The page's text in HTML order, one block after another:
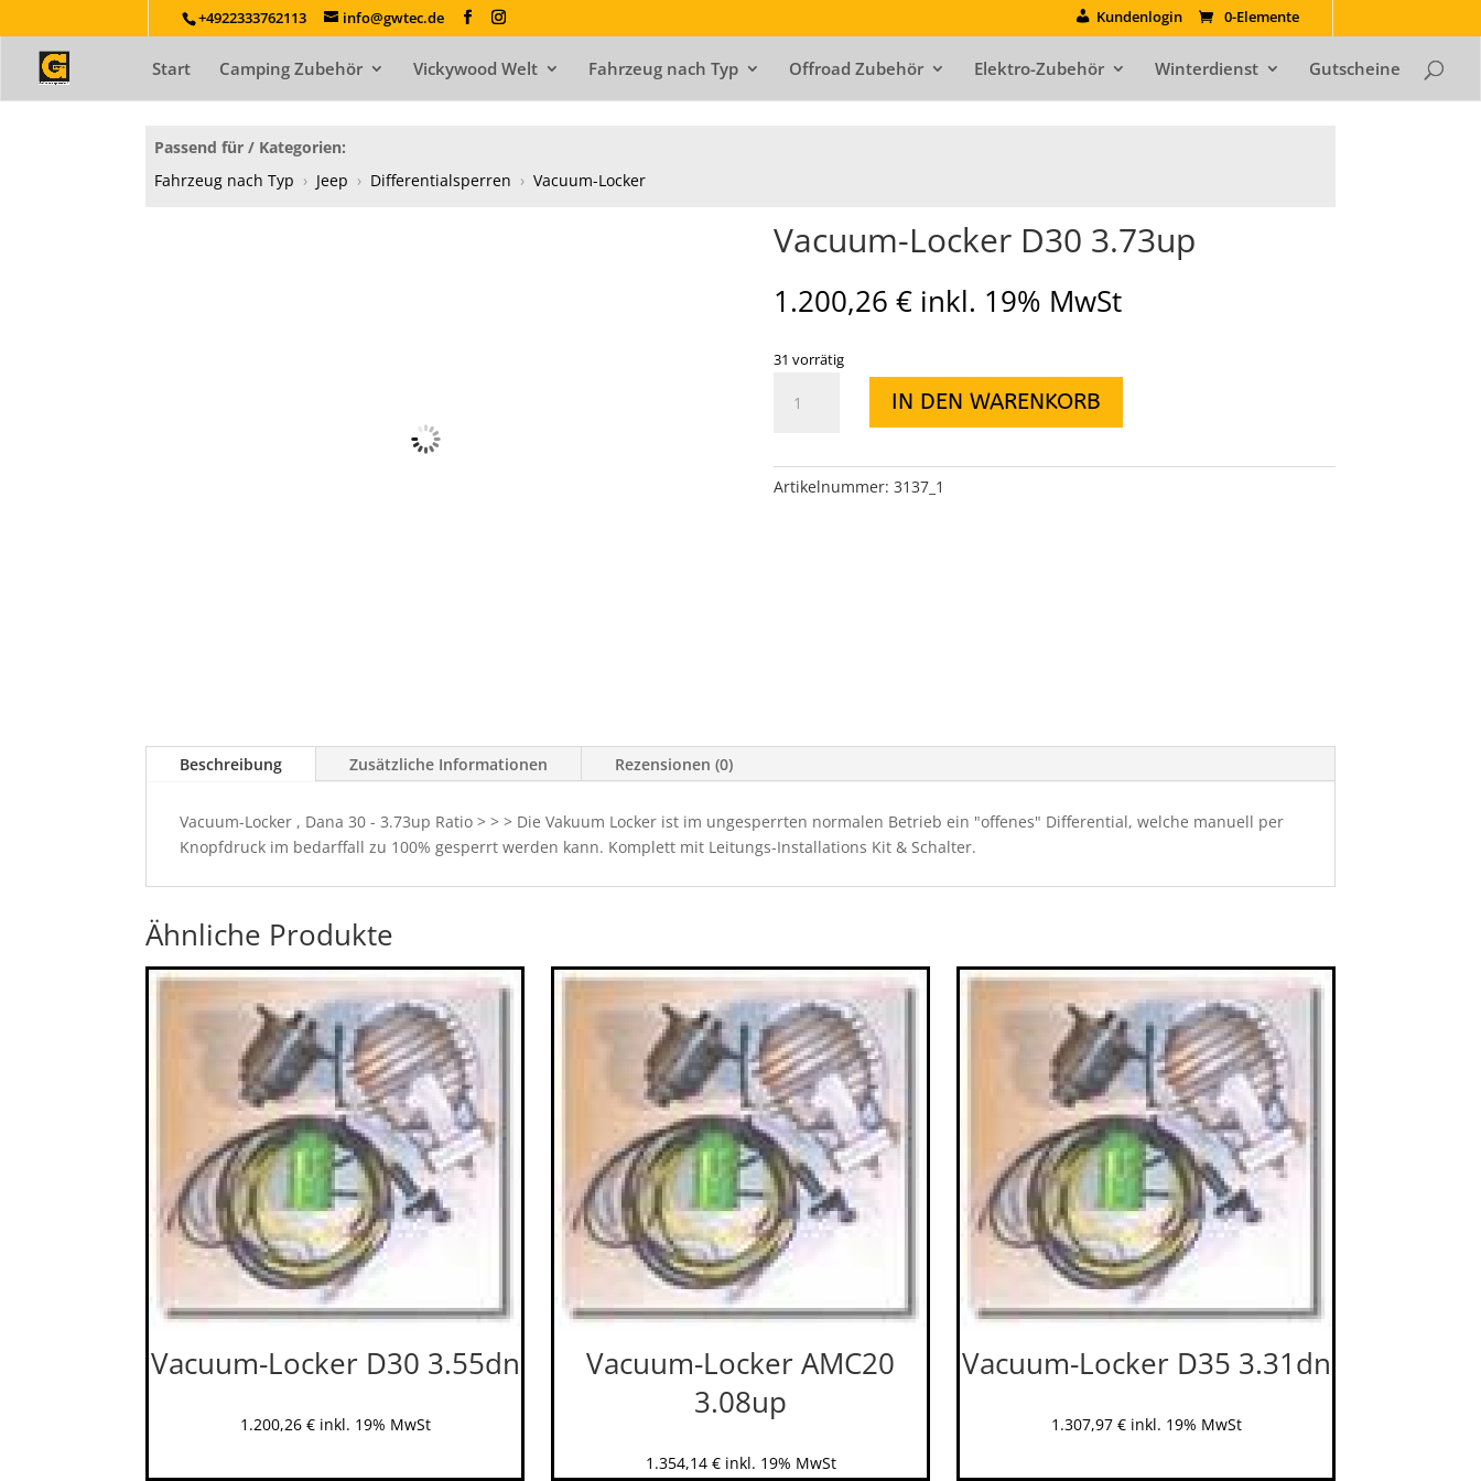
+4922333762113 info@gwtec.de Kundenlogin 0-Elemente
Start Camping Zubehör Vickywood Welt Fahrzeug nach Typ Offroad Zubehör Elektro-Zubehör Winterdienst Gutscheine
Passend für / Kategorien:
Fahrzeug nach Typ › Jeep › Differentialsperren › Vacuum-Locker
Vacuum-Locker D30 3.73up
1.200,26 € inkl. 19% MwSt
31 vorrätig
Locker
Menge
IN DEN WARENKORB
Artikelnummer: 3137_1
Beschreibung Zusätzliche Informationen Rezensionen (0)
Vacuum-Locker , Dana 30 - 3.73up Ratio > > > Die Vakuum Locker ist im ungesperrten normalen Betrieb ein "offenes" Differential, welche manuell per
Knopfdruck im bedarffall zu 100% gesperrt werden kann. Komplett mit Leitungs-Installations Kit & Schalter.
Ähnliche Produkte
Vacuum-Locker D30 3.55dn
1.200,26 € inkl. 19% MwSt
Vacuum-Locker AMC20
3.08up
1.354,14 € inkl. 19% MwSt
Vacuum-Locker D35 3.31dn
1.307,97 € inkl. 19% MwSt